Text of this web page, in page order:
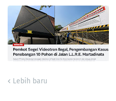
Lebih baru